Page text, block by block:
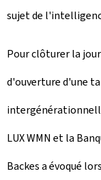
sujet de
Pour clôturer la
d'ouverture d'une
LUX WMN et la
Backes a évoqué